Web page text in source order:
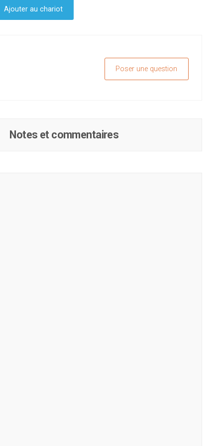
Ajouter au chariot
Poser une question
Notes et commentaires